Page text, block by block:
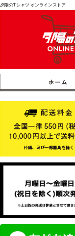
夕陽のTシャツ オンラインストア